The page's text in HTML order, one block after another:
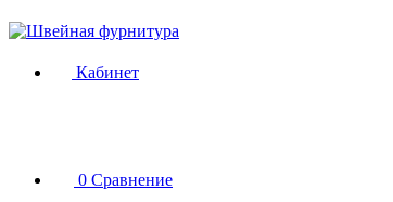
Кабинет
0 Сравнение